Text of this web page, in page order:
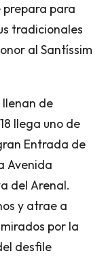
para
tradicionales
al Santíssim
llenan de
llega uno de
Entrada de
Avenida
del Arenal.
y atrae a
por la
desfile